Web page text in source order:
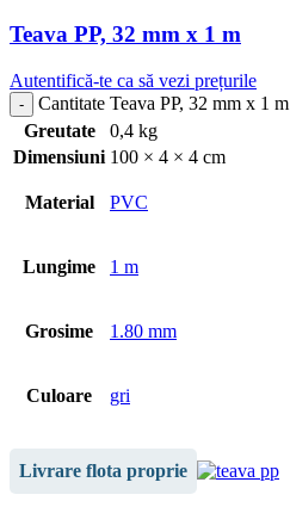
Teava PP, 32 mm x 1 m
Autentifică-te ca să vezi prețurile
Cantitate Teava PP, 32 mm x 1 m
Greutate
0,4 kg
Dimensiuni 100 × 4 × 4 cm
Material PVC
Lungime 1 m
Grosime 1.80 mm
Culoare gri
Livrare flota proprie